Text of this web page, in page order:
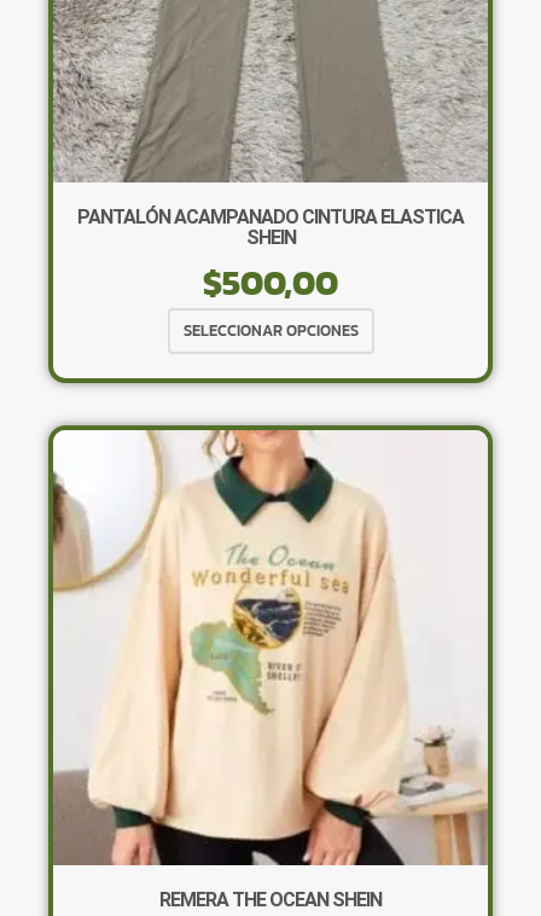
PANTALÓN ACAMPANADO CINTURA ELASTICA
SHEIN
$500,00
SELECCIONAR OPCIONES
producto
tiene
variantes.
opciones
se
pueden
elegir
producto
REMERA THE OCEAN SHEIN